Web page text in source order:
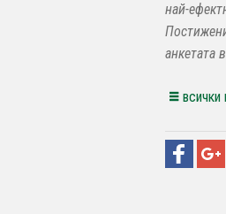
най-
анкетата
всички